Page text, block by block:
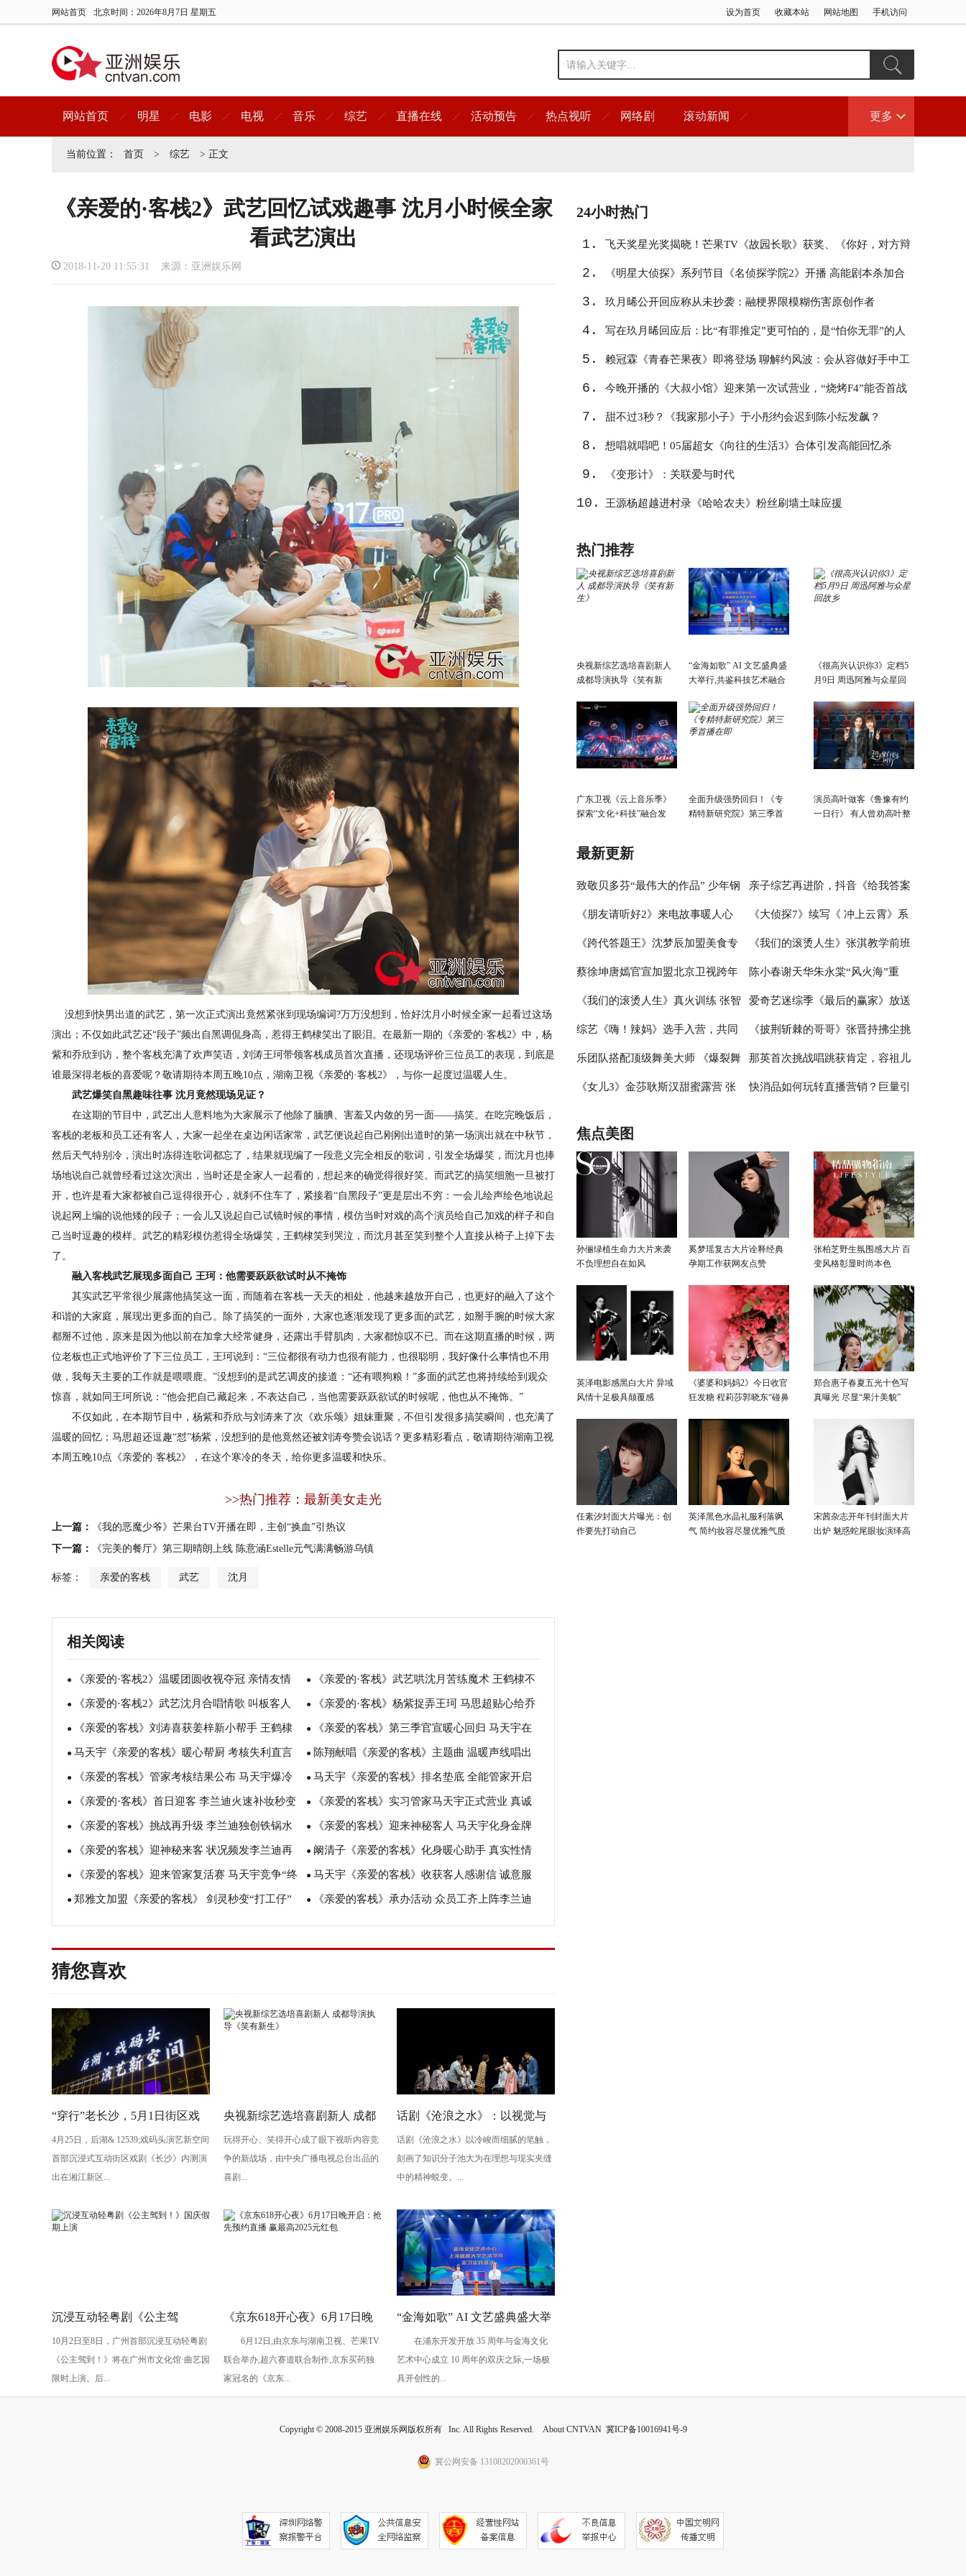
网站首页 北京时间： 2026年8月7日 星期五 设为首页 收藏本站 网站地图 手机访问
网站首页 明星 电影 电视 音乐 综艺 直播在线 活动预告 热点视听 网络剧 滚动新闻 更多
当前位置： 首页 > 综艺 > 正文
《亲爱的·客栈2》武艺回忆试戏趣事 沈月小时候全家
看武艺演出
2018-11-20 11:55:31 来源：亚洲娱乐网
没想到快男出道的武艺，第一次正式演出竟然紧张到现场编词?万万没想到，恰好沈月小时候全家一起看过这场
演出；不仅如此武艺还“段子”频出自黑调侃身高，惹得王鹤棣笑出了眼泪。在最新一期的《亲爱的·客栈2》中，杨
紫和乔欣到访，整个客栈充满了欢声笑语，刘涛王珂带领客栈成员首次直播，还现场评价三位员工的表现，到底是
谁最深得老板的喜爱呢？敬请期待本周五晚10点，湖南卫视《亲爱的·客栈2》，与你一起度过温暖人生。
武艺爆笑自黑趣味往事 沈月竟然现场见证？
在这期的节目中，武艺出人意料地为大家展示了他除了腼腆、害羞又内敛的另一面——搞笑。在吃完晚饭后，
客栈的老板和员工还有客人，大家一起坐在桌边闲话家常，武艺便说起自己刚刚出道时的第一场演出就在中秋节，
然后天气特别冷，演出时冻得连歌词都忘了，结果就现编了一段意义完全相反的歌词，引发全场爆笑，而沈月也捧
场地说自己就曾经看过这次演出，当时还是全家人一起看的，想起来的确觉得很好笑。而武艺的搞笑细胞一旦被打
开，也许是看大家都被自己逗得很开心，就刹不住车了，紧接着“自黑段子”更是层出不穷：一会儿绘声绘色地说起
说起网上编的说他矮的段子；一会儿又说起自己试镜时候的事情，模仿当时对戏的高个演员给自己加戏的样子和自
己当时逗趣的模样。武艺的精彩模仿惹得全场爆笑，王鹤棣笑到哭泣，而沈月甚至笑到整个人直接从椅子上掉下去
了。
融入客栈武艺展现多面自己 王珂：他需要跃跃欲试时从不掩饰
其实武艺平常很少展露他搞笑这一面，而随着在客栈一天天的相处，他越来越放开自己，也更好的融入了这个
和谐的大家庭，展现出更多面的自己。除了搞笑的一面外，大家也逐渐发现了更多面的武艺，如掰手腕的时候大家
都掰不过他，原来是因为他以前在加拿大经常健身，还露出手臂肌肉，大家都惊叹不已。而在这期直播的时候，两
位老板也正式地评价了下三位员工，王珂说到：“三位都很有动力也很有能力，也很聪明，我好像什么事情也不用
做，我每天主要的工作就是喂喂鹿。”没想到的是武艺调皮的接道：“还有喂狗粮！”多面的武艺也将持续给到观众
惊喜，就如同王珂所说：“他会把自己藏起来，不表达自己，当他需要跃跃欲试的时候呢，他也从不掩饰。”
不仅如此，在本期节目中，杨紫和乔欣与刘涛来了次《欢乐颂》姐妹重聚，不但引发很多搞笑瞬间，也充满了
温暖的回忆；马思超还逗趣“怼”杨紫，没想到的是他竟然还被刘涛夸赞会说话？更多精彩看点，敬请期待湖南卫视
本周五晚10点《亲爱的·客栈2》，在这个寒冷的冬天，给你更多温暖和快乐。
>>热门推荐：最新美女走光
上一篇：
《我的恶魔少爷》芒果台TV开播在即，主创“换血”引热议
下一篇：
《完美的餐厅》第三期晴朗上线 陈意涵Estelle元气满满畅游乌镇
标签： 亲爱的客栈 武艺 沈月
相关阅读
● 《亲爱的·客栈2》温暖团圆收视夺冠 亲情友情
有爱引发共鸣
● 《亲爱的·客栈》武艺哄沈月苦练魔术 王鹤棣不
服现场较量
● 《亲爱的·客栈2》武艺沈月合唱情歌 叫板客人
PK肺活量
● 《亲爱的·客栈》杨紫捉弄王珂 马思超贴心给乔
欣拿鞋
● 《亲爱的客栈》刘涛喜获姜梓新小帮手 王鹤棣
竟没认出明玉
● 《亲爱的客栈》第三季官宣暖心回归 马天宇在
线求职引期待
● 马天宇《亲爱的客栈》暖心帮厨 考核失利直言
不后悔
● 陈翔献唱《亲爱的客栈》主题曲 温暖声线唱出
热血人生经历
● 《亲爱的客栈》管家考核结果公布 马天宇爆冷
排倒数
● 马天宇《亲爱的客栈》排名垫底 全能管家开启
逆袭之路
● 《亲爱的·客栈》首日迎客 李兰迪火速补妆秒变
表情包
● 《亲爱的客栈》实习管家马天宇正式营业 真诚
待客受好评
● 《亲爱的客栈》挑战再升级 李兰迪独创铁锅水
果礼盒
● 《亲爱的客栈》迎来神秘客人 马天宇化身金牌
助手引期待
● 《亲爱的客栈》迎神秘来客 状况频发李兰迪再
遇考验
● 阚清子《亲爱的客栈》化身暖心助手 真实性情
获好评
● 《亲爱的客栈》迎来管家复活赛 马天宇竞争“终
极合伙人”机会
● 马天宇《亲爱的客栈》收获客人感谢信 诚意服
务狂圈粉
● 郑雅文加盟《亲爱的客栈》 剑灵秒变“打工仔” ● 《亲爱的客栈》承办活动 众员工齐上阵李兰迪
变身辅助自带buff
猜您喜欢
“穿行”老长沙，5月1日街区戏
剧《长沙》将亮相“后湖・戏码
头”
4月25日，后湖& 12539;戏码头演艺新空间
首部沉浸式互动街区戏剧《长沙》内测演
出在湘江新区...
央视新综艺选培喜剧新人 成都
导演执导《笑有新生》
玩得开心、笑得开心成了眼下视听内容竞
争的新战场，由中央广播电视总台出品的
喜剧...
话剧《沧浪之水》：以视觉与
心理空间，照见知识分子的精
神挣扎
话剧《沧浪之水》以冷峻而细腻的笔触，
刻画了知识分子池大为在理想与现实夹缝
中的精神蜕变。...
沉浸互动轻粤剧《公主驾
到！》国庆假期上演
10月2日至8日，广州首部沉浸互动轻粤剧
《公主驾到！》将在广州市文化馆·曲艺园
限时上演。后...
《京东618开心夜》6月17日晚
开启：抢先预约直播 赢最高
2025元红包
6月12日,由京东与湖南卫视、芒果TV
联合举办,超六赛道联合制作,京东买药独
家冠名的《京东...
“金海如歌” AI 文艺盛典盛大举
行,共鉴科技艺术融合景象
在浦东开发开放 35 周年与金海文化
艺术中心成立 10 周年的双庆之际,一场极
具开创性的...
24小时热门
1. 飞天奖星光奖揭晓！芒果TV《故园长歌》获奖、《你好，对方辩
友》入围
2. 《明星大侦探》系列节目《名侦探学院2》开播 高能剧本杀加合
宿真人秀引期待
3. 玖月晞公开回应称从未抄袭：融梗界限模糊伤害原创作者
4. 写在玖月晞回应后：比“有罪推定”更可怕的，是“怕你无罪”的人
心
5. 赖冠霖《青春芒果夜》即将登场 聊解约风波：会从容做好手中工
作
6. 今晚开播的《大叔小馆》迎来第一次试营业，“烧烤F4”能否首战
告捷？
7. 甜不过3秒？《我家那小子》于小彤约会迟到陈小纭发飙？
8. 想唱就唱吧！05届超女《向往的生活3》合体引发高能回忆杀
9. 《变形计》：关联爱与时代
10. 王源杨超越进村录《哈哈农夫》粉丝刷墙土味应援
热门推荐
央视新综艺选培喜剧新人
成都导演执导《笑有新
“金海如歌” AI 文艺盛典盛
大举行,共鉴科技艺术融合
《很高兴认识你3》定档5
月9日 周迅阿雅与众星回
广东卫视《云上音乐季》
探索“文化+科技”融合发
全面升级强势回归！《专
精特新研究院》第三季首
演员高叶做客《鲁豫有约
一日行》 有人曾劝高叶整
最新更新
致敬贝多芬“最伟大的作品” 少年钢
琴家林秉宽 首演音乐会圆满成功
亲子综艺再进阶，抖音《给我答案
吧，妈妈请回答》的爆款逻辑
《朋友请听好2》来电故事暖人心
何炅讲述学霸爱情故事超浪漫
《大侦探7》续写《 冲上云霄》系
列 何炅张若昀邓伦未来感造型太吸
睛
《跨代答题王》沈梦辰加盟美食专
辑，杨迪称现在喝奶茶如同喝粥
《我们的滚烫人生》张淇教学前班
唱歌 张云龙展示球技
蔡徐坤唐嫣官宣加盟北京卫视跨年
冰雪盛典，冰雪舞台绽放青春风采
陈小春谢天华朱永棠“风火海”重
聚，《大湾仔的夜》主题曲嗨爆全
场
《我们的滚烫人生》真火训练 张智
霖挑战体能极限
爱奇艺迷综季《最后的赢家》放送
中 谜题烧脑剧情走心正向价值观引
网友深思
综艺《嗨！辣妈》选手入营，共同
见证“新时代女性”的初级绽放
《披荆斩棘的哥哥》张晋持拂尘挑
战新舞台 尹正半遮面舞扇战斗力拉
满
乐团队搭配顶级舞美大师 《爆裂舞
台》把专业打在公屏上
那英首次挑战唱跳获肯定，容祖儿
被打低分受挫落泪
《女儿3》金莎耿斯汉甜蜜露营 张 快消品如何玩转直播营销？巨量引
焦点美图
孙俪绿植生命力大片来袭
不负理想自在如风
奚梦瑶复古大片诠释经典
孕期工作获网友点赞
张柏芝野生氛围感大片 百
变风格彰显时尚本色
英泽电影感黑白大片 异域
风情十足极具颠覆感
《婆婆和妈妈2》今日收官
狂发糖 程莉莎郭晓东“碰鼻
郑合惠子春夏五光十色写
真曝光 尽显“果汁美貌”
任素汐封面大片曝光：创
作要先打动自己
英泽黑色水晶礼服利落飒
气 简约妆容尽显优雅气质
宋茜杂志开年刊封面大片
出炉 魅惑蛇尾眼妆演绎高
Copyright © 2008-2015 亚洲娱乐网版权所有 Inc. All Rights Reserved. About CNTVAN 冀ICP备10016941号-9
冀公网安备 13108202000361号